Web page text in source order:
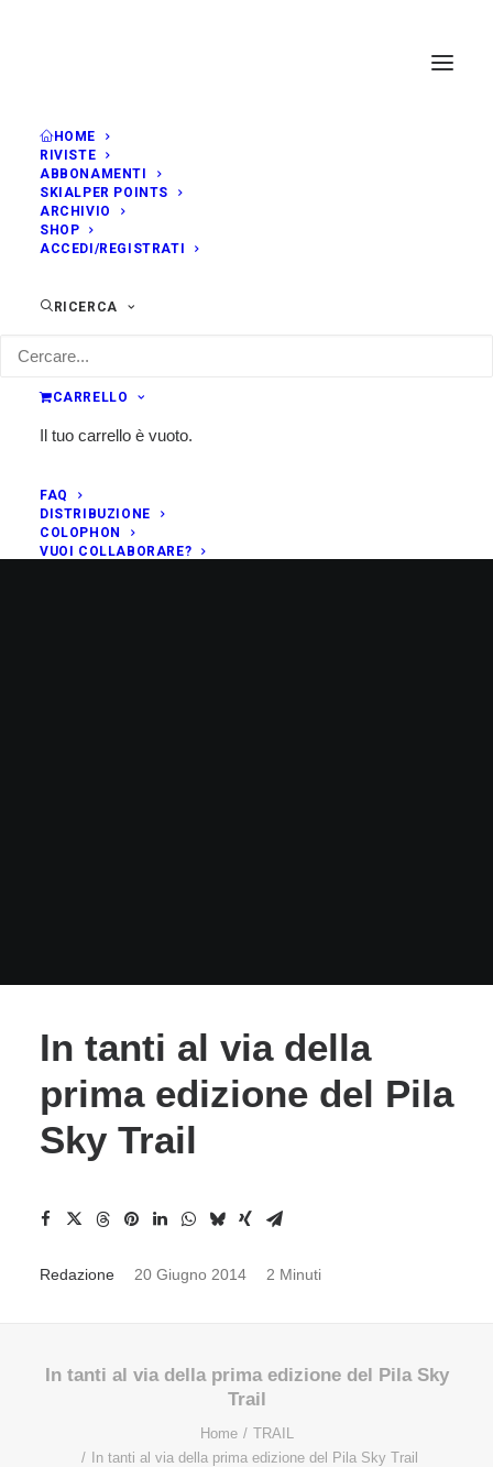
HOME
RIVISTE
ABBONAMENTI
SKIALPER POINTS
ARCHIVIO
SHOP
ACCEDI/REGISTRATI
RICERCA
CARRELLO
Il tuo carrello è vuoto.
FAQ
DISTRIBUZIONE
COLOPHON
VUOI COLLABORARE?
In tanti al via della
prima edizione del Pila
Sky Trail
Redazione 20 Giugno 2014 2 Minuti
In tanti al via della prima edizione del Pila Sky
Trail
Home
TRAIL
In tanti al via della prima edizione del Pila Sky Trail